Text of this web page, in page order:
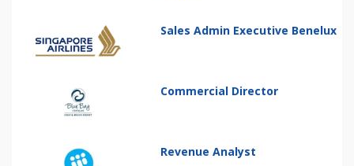
Sales Admin Executive Benelux
Commercial Director
Revenue Analyst